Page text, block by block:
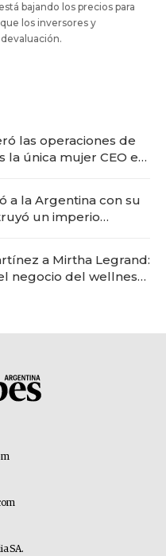
bajando los precios para
los inversores y
las operaciones de
la única mujer CEO en
a la Argentina con su
un imperio
a Mirtha Legrand:
negocio del wellness
SA.